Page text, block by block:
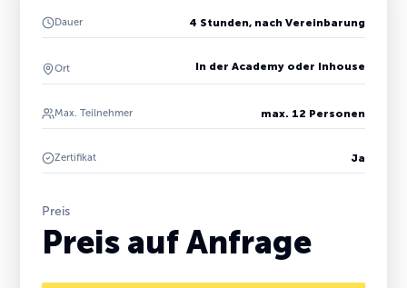
Dauer 4 Stunden, nach Vereinbarung
Ort In der Academy oder Inhouse
Max. Teilnehmer max. 12 Personen
Zertifikat Ja
Preis
Preis auf Anfrage